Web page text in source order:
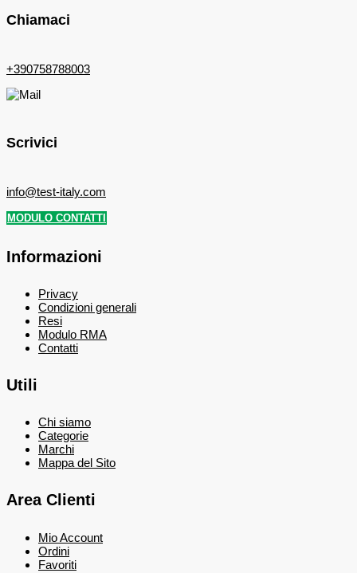
Chiamaci
+390758788003
Scrivici
info@test-italy.com
MODULO CONTATTI
Informazioni
Privacy
Condizioni generali
Resi
Modulo RMA
Contatti
Utili
Chi siamo
Categorie
Marchi
Mappa del Sito
Area Clienti
Mio Account
Ordini
Favoriti